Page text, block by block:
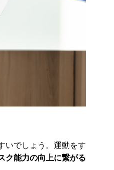
いでしょう。運動をす
ク能力の向上に繋がる